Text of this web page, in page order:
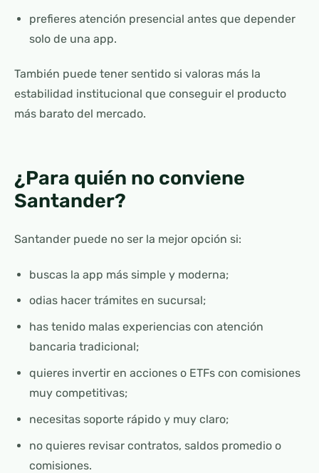
prefieres atención presencial antes que depender
solo de una app.
También puede tener sentido si valoras más la
estabilidad institucional que conseguir el producto
más barato del mercado.
¿Para quién no conviene
Santander?
Santander puede no ser la mejor opción si:
buscas la app más simple y moderna;
odias hacer trámites en sucursal;
has tenido malas experiencias con atención
bancaria tradicional;
quieres invertir en acciones o ETFs con comisiones
muy competitivas;
necesitas soporte rápido y muy claro;
no quieres revisar contratos, saldos promedio o
comisiones.